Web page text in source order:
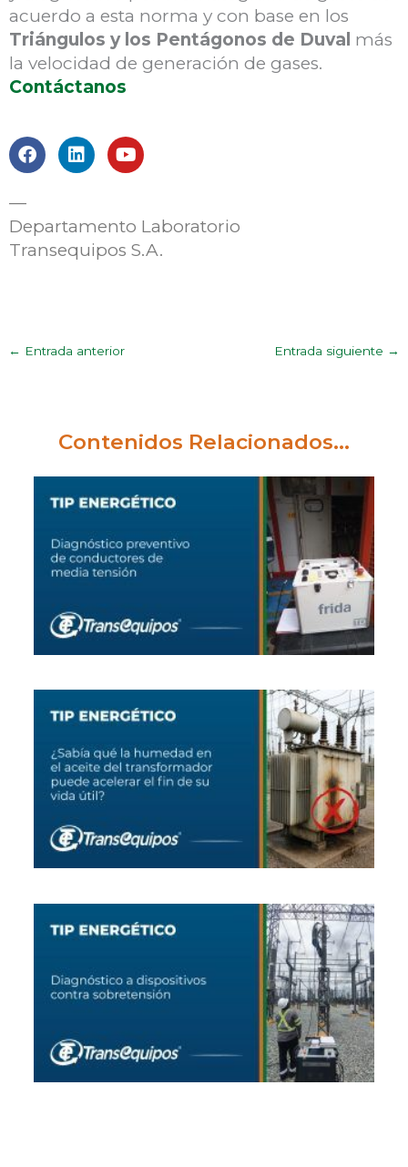
acuerdo a esta norma y con base en los
Triángulos y los Pentágonos de Duval más
la velocidad de generación de gases.
Contáctanos
F
a
e
o
o
L
i
d
i
Y
o
b
e
—
Departamento Laboratorio
Transequipos S.A.
← Entrada anterior Entrada siguiente →
Contenidos Relacionados...